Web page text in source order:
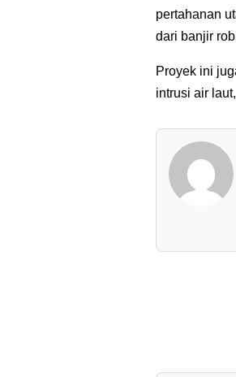
pertahanan
dari banjir
Proyek ini
intrusi air